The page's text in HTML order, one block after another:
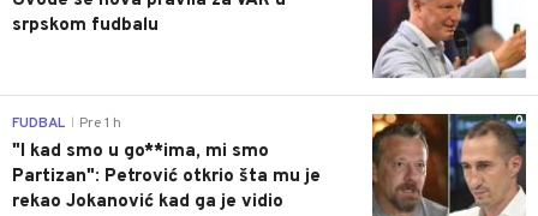
srpskom fudbalu
0
FUDBAL Pre 1 h
"I kad smo u go**ima, mi smo
Partizan": Petrović otkrio šta mu je
rekao Jokanović kad ga je vidio